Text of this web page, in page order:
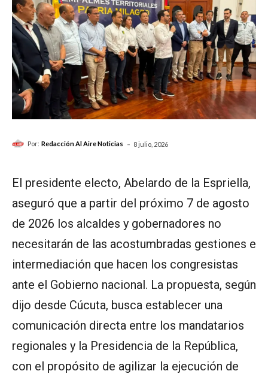
Por: Redacción Al Aire Noticias - 8 julio, 2026
El presidente electo, Abelardo de la Espriella,
aseguró que a partir del próximo 7 de agosto
de 2026 los alcaldes y gobernadores no
necesitarán de las acostumbradas gestiones e
intermediación que hacen los congresistas
ante el Gobierno nacional. La propuesta, según
dijo desde Cúcuta, busca establecer una
comunicación directa entre los mandatarios
regionales y la Presidencia de la República,
con el propósito de agilizar la ejecución de